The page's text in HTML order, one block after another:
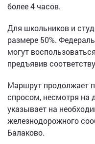
более 4 часов.
Для школьников и
размере 50%.
могут
предъявив
Маршрут продолжает
спросом, несмотря на
указывает на
железнодорожного
Балаково.